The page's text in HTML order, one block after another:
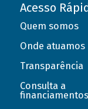
Acesso
Quem somos
Onde atuamos
Transparência
Consulta a
financiamentos